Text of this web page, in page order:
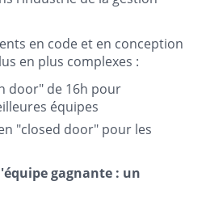
en code et en conception
en plus complexes :
door" de 16h pour
équipes
"closed door" pour les
gagnante : un